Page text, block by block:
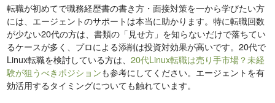
転職が初めてで職務経歴書の書き方・面接対策を一から学びたい方
には、エージェントのサポートは本当に助かります。特に転職回数
が少ない20代の方は、書類の「見せ方」を知らないだけで落ちてい
るケースが多く、プロによる添削は投資対効果が高いです。20代で
Linux転職を検討している方は、20代Linux転職は売り手市場？未経
験が狙うべきポジションも参考にしてください。エージェントを有
効活用するタイミングについても触れています。